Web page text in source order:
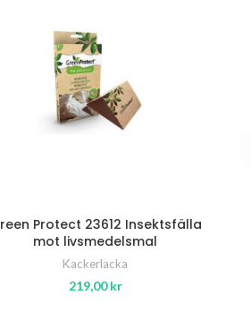
Protect 23612 Insektsfälla
mot livsmedelsmal
Kackerlacka
219,00kr